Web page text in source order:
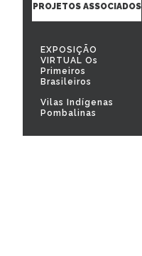
PROJETOS ASSOCIADOS
EXPOSIÇÃO
VIRTUAL Os
Primeiros
Brasileiros
Vilas Indígenas
Pombalinas